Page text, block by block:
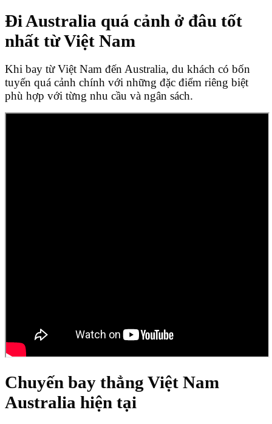
Đi Australia quá cảnh ở đâu tốt
nhất từ Việt Nam
Khi bay từ Việt Nam đến Australia, du khách có bốn
tuyến quá cảnh chính với những đặc điểm riêng biệt
phù hợp với từng nhu cầu và ngân sách.
Chuyến bay thẳng Việt Nam
Australia hiện tại